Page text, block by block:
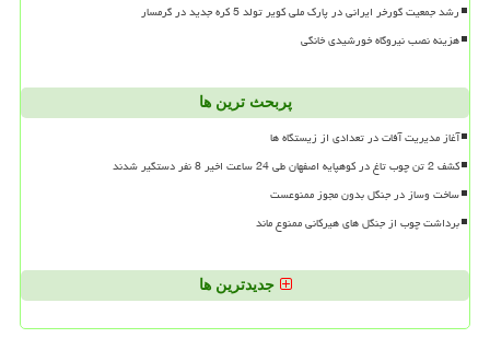
رشد جمعیت گورخر ایرانی در پارک ملی کویر تولد 5 کره جدید در گرمسار
هزینه نصب نیروگاه خورشیدی خانگی
پربحث ترین ها
آغاز مدیریت آفات در تعدادی از زیستگاه ها
کشف 2 تن چوب تاغ در کوهپایه اصفهان طی 24 ساعت اخیر 8 نفر دستگیر شدند
ساخت وساز در جنگل بدون مجوز ممنوعست
برداشت چوب از جنگل های هیرکانی ممنوع ماند
جدیدترین ها